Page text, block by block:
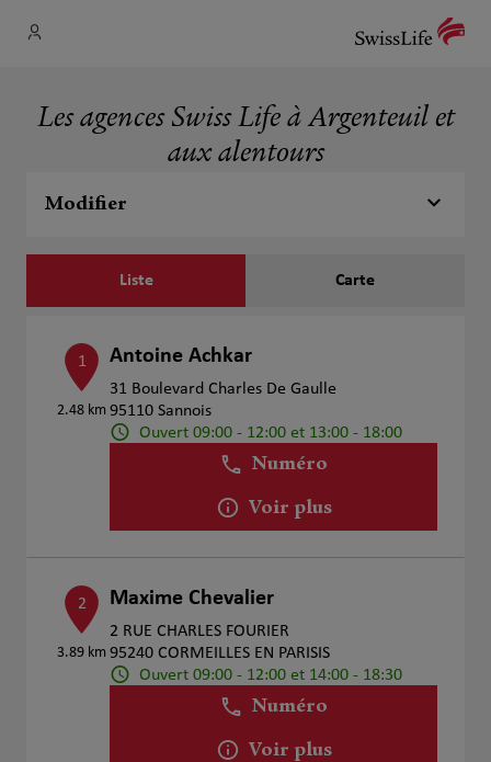
Les agences Swiss Life à Argenteuil et
aux alentours
Modifier
Liste Carte
1
2.48 km
Antoine Achkar
31 Boulevard Charles De Gaulle
95110 Sannois
Ouvert 09:00 - 12:00 et 13:00 - 18:00
Numéro
Voir plus
2
3.89 km
Maxime Chevalier
2 RUE CHARLES FOURIER
95240 CORMEILLES EN PARISIS
Ouvert 09:00 - 12:00 et 14:00 - 18:30
Numéro
Voir plus